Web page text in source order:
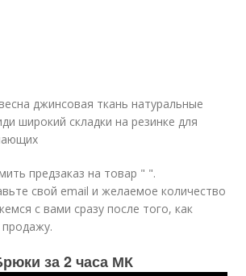
джинсовая ткань натуральные
широкий складки на резинке для
предзаказ на товар " ".
свой email и желаемое количество
с вами сразу после того, как
за 2 часа МК